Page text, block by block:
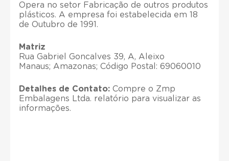
Opera no setor Fabricação de outros produtos
plásticos. A empresa foi estabelecida em 18
de Outubro de 1991.
Matriz
Rua Gabriel Goncalves 39, A, Aleixo
Manaus; Amazonas; Código Postal: 69060010
Detalhes de Contato: Compre o Zmp
Embalagens Ltda. relatório para visualizar as
informações.